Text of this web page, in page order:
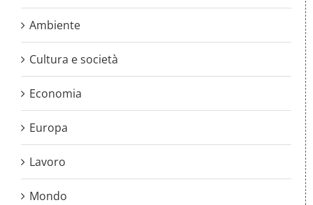
Ambiente
Cultura e società
Economia
Europa
Lavoro
Mondo